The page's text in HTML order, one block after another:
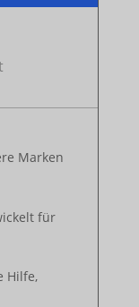
Marken
für
Hilfe,